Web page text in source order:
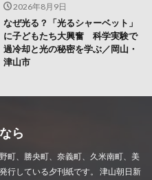
2026年8月9日
なぜ光る？「光るシャーベット」
に子どもたち大興奮 科学実験で
過冷却と光の秘密を学ぶ／岡山・
津山市
ら
町、勝央町、奈義町、久米南町、美
行している夕刊紙です。 津山朝日新